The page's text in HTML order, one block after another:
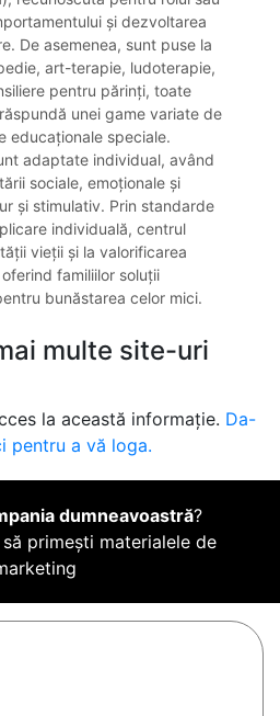
și dezvoltarea
De asemenea, sunt puse la
art-terapie, ludoterapie,
pentru părinți, toate
unei game variate de
educaționale speciale.
adaptate individual, având
sociale, emoționale și
și stimulativ. Prin standarde
individuală, centrul
vieții și la valorificarea
familiilor soluții
bunăstarea celor mici.
multe site-uri
la această informație. Da-
pentru a vă loga.
dumneavoastră?
primești materialele de